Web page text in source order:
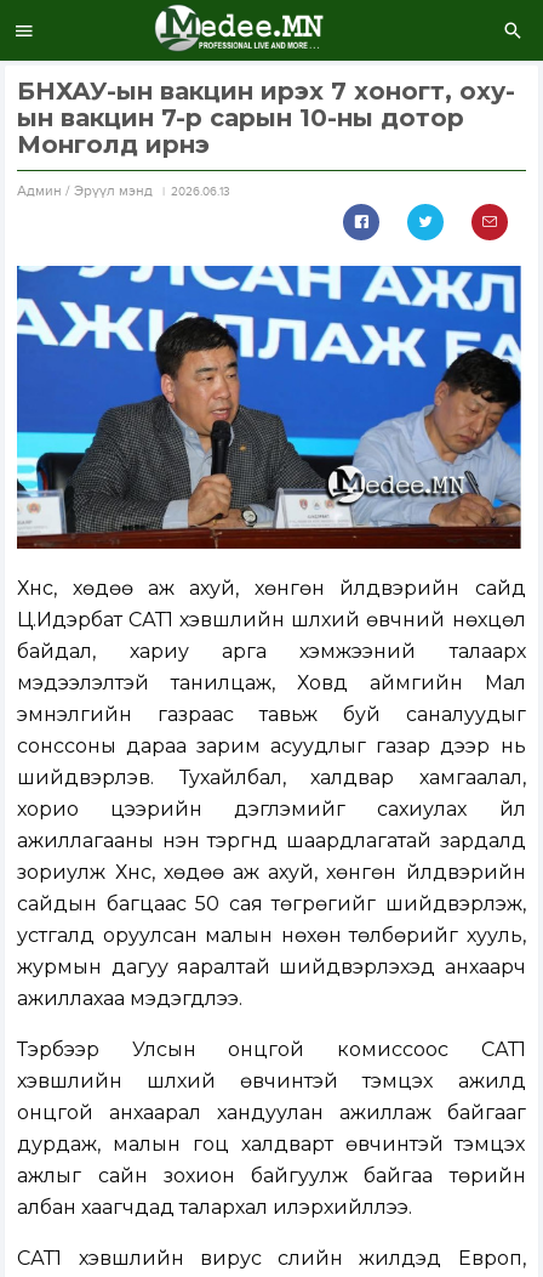
БНХАУ-ын вакцин ирэх 7 хоногт, оху-
ын вакцин 7-р сарын 10-ны дотор
Монголд ирнэ
Aдмин / Эрүүл мэнд 2026.06.13
Хүнс, хөдөө аж ахуй, хөнгөн үйлдвэрийн сайд
Ц.Идэрбат САТ1 хэвшлийн шүлхий өвчний нөхцөл
байдал, хариу арга хэмжээний талаарх
мэдээлэлтэй танилцаж, Ховд аймгийн Мал
эмнэлгийн газраас тавьж буй саналуудыг
сонссоны дараа зарим асуудлыг газар дээр нь
шийдвэрлэв. Тухайлбал, халдвар хамгаалал,
хорио цээрийн дэглэмийг сахиулах үйл
ажиллагааны нэн тэргүүнд шаардлагатай зардалд
зориулж Хүнс, хөдөө аж ахуй, хөнгөн үйлдвэрийн
сайдын багцаас 50 сая төгрөгийг шийдвэрлэж,
устгалд оруулсан малын нөхөн төлбөрийг хууль,
журмын дагуу яаралтай шийдвэрлэхэд анхаарч
ажиллахаа мэдэгдлээ.
Тэрбээр Улсын онцгой комиссоос САТ1
хэвшлийн шүлхий өвчинтэй тэмцэх ажилд
онцгой анхаарал хандуулан ажиллаж байгааг
дурдаж, малын гоц халдварт өвчинтэй тэмцэх
ажлыг сайн зохион байгуулж байгаа төрийн
албан хаагчдад талархал илэрхийллээ.
САТ1 хэвшлийн вирус сүүлийн жилүүдэд Европ,